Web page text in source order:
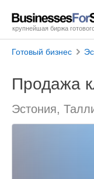
крупнейшая биржа
Готовый бизнес
Продажа
Эстония,